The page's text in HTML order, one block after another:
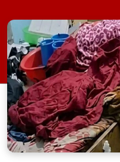
(বুয়েট) অধ্যাপক
তিনি পরিবারের
মিথ্যা বলে দাবি
গণমাধ্যমে দেওয়া